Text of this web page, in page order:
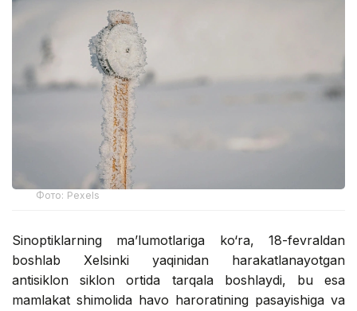
Фото: Pexels
Sinoptiklarning ma’lumotlariga ko‘ra, 18-fevraldan
boshlab Xelsinki yaqinidan harakatlanayotgan
antisiklon siklon ortida tarqala boshlaydi, bu esa
mamlakat shimolida havo haroratining pasayishiga va